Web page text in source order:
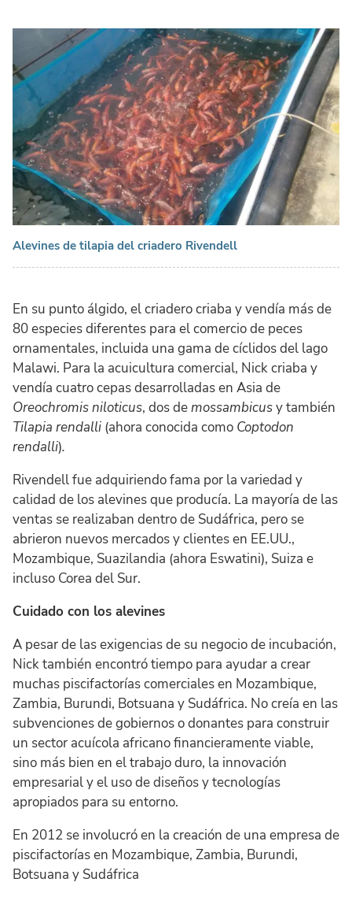
Alevines de tilapia del criadero Rivendell
En su punto álgido, el criadero criaba y vendía más de
80 especies diferentes para el comercio de peces
ornamentales, incluida una gama de cíclidos del lago
Malawi. Para la acuicultura comercial, Nick criaba y
vendía cuatro cepas desarrolladas en Asia de
Oreochromis niloticus, dos demossambicusy también
Tilapia rendalli (ahora conocida como Coptodon
rendalli).
Rivendell fue adquiriendo fama por la variedad y
calidad de los alevines que producía. La mayoría de las
ventas se realizaban dentro de Sudáfrica, pero se
abrieron nuevos mercados y clientes en EE.UU.,
Mozambique, Suazilandia (ahora Eswatini), Suiza e
incluso Corea del Sur.
Cuidado con los alevines
A pesar de las exigencias de su negocio de incubación,
Nick también encontró tiempo para ayudar a crear
muchas piscifactorías comerciales en Mozambique,
Zambia, Burundi, Botsuana y Sudáfrica. No creía en las
subvenciones de gobiernos o donantes para construir
un sector acuícola africano financieramente viable,
sino más bien en el trabajo duro, la innovación
empresarial y el uso de diseños y tecnologías
apropiados para su entorno.
En 2012 se involucró en la creación de una empresa de
piscifactorías en Mozambique, Zambia, Burundi,
Botsuana y Sudáfrica